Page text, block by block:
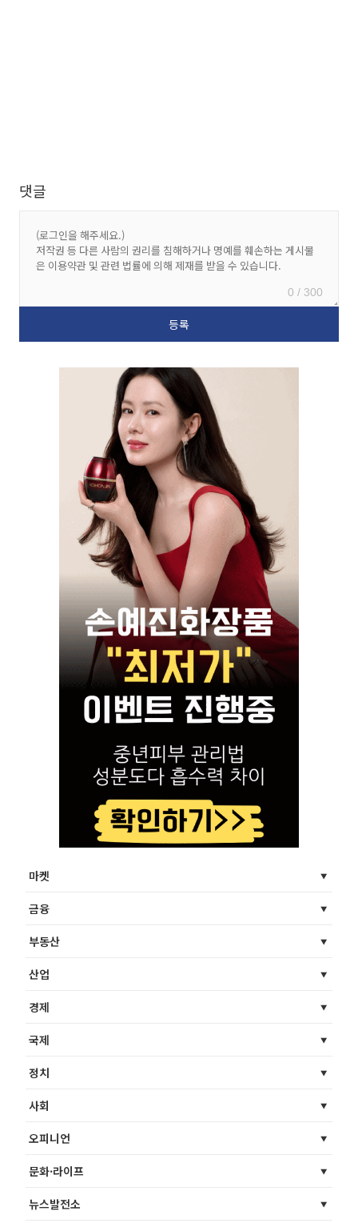
댓글
0 / 300
마켓
금융
부동산
산업
경제
국제
정치
사회
오피니언
문화·라이프
뉴스발전소